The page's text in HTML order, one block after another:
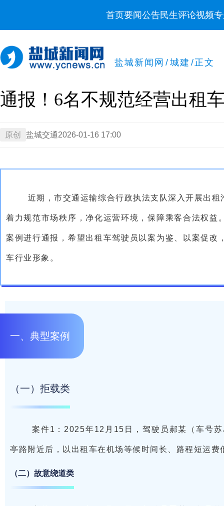
首页要闻公告民生评论视频
盐城新闻网 / 城建 /正文
通报！6名不规范经营出租
原创 盐城交通2026-01-16 17:00
近期，市交通运输综合行政执法支队深入开展出
着力规范市场秩序，净化运营环境，保障乘客合法权
案例进行通报，希望出租车驾驶员以案为鉴、以案促
车行业形象。
一、典型案例
（一）拒载类
案件1：2025年12月15日，驾驶员郝某（车号
亭路附近后，以出租车在机场等候时间长、路程短运
（二）故意绕道类